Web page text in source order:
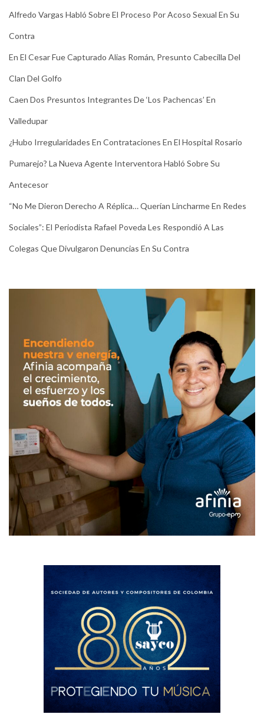
Alfredo Vargas Habló Sobre El Proceso Por Acoso Sexual En Su
Contra
En El Cesar Fue Capturado Alias Román, Presunto Cabecilla Del
Clan Del Golfo
Caen Dos Presuntos Integrantes De ‘Los Pachencas’ En
Valledupar
¿Hubo Irregularidades En Contrataciones En El Hospital Rosario
Pumarejo? La Nueva Agente Interventora Habló Sobre Su
Antecesor
“No Me Dieron Derecho A Réplica… Querían Lincharme En Redes
Sociales”: El Periodista Rafael Poveda Les Respondió A Las
Colegas Que Divulgaron Denuncias En Su Contra